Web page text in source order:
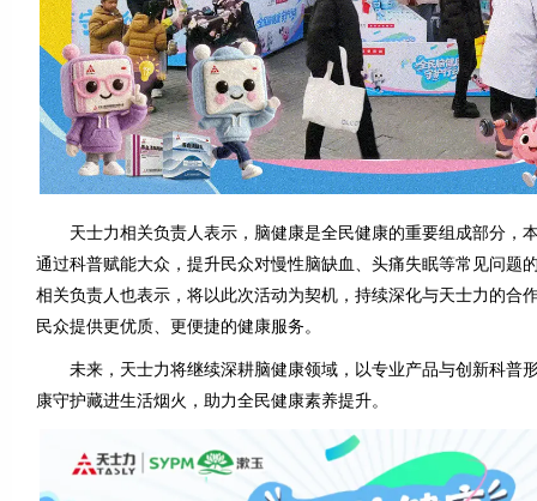
天士力相关负责人表示，脑健康是全民健康的重要组成部分，本
通过科普赋能大众，提升民众对慢性脑缺血、头痛失眠等常见问题
相关负责人也表示，将以此次活动为契机，持续深化与天士力的合
民众提供更优质、更便捷的健康服务。
未来，天士力将继续深耕脑健康领域，以专业产品与创新科普
康守护藏进生活烟火，助力全民健康素养提升。